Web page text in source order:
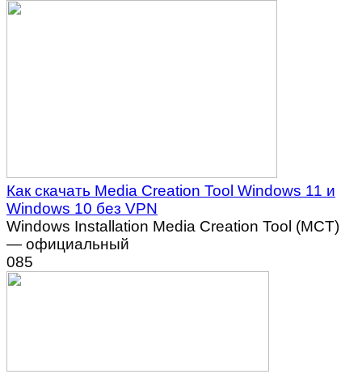
Как скачать Media Creation Tool Windows 11 и
Windows 10 без VPN
Windows Installation Media Creation Tool (MCT)
— официальный
085